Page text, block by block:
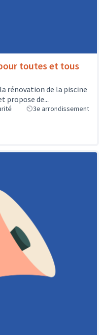
toutes et tous
rénovation de la piscine
propose de...
3e arrondissement